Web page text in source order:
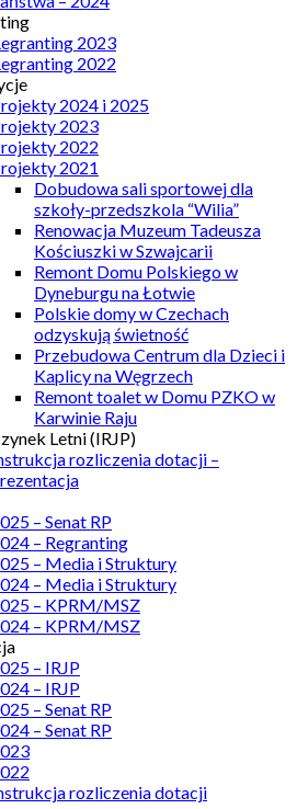
2023
2022
2024 i 2025
2023
2022
2021
Dobudowa sali sportowej dla
szkoły-przedszkola “Wilia”
Renowacja Muzeum Tadeusza
Kościuszki w Szwajcarii
Remont Domu Polskiego w
Dyneburgu na Łotwie
Polskie domy w Czechach
odzyskują świetność
Przebudowa Centrum dla Dzieci i
Kaplicy na Węgrzech
Remont toalet w Domu PZKO w
Karwinie Raju
Letni (IRJP)
rozliczenia dotacji –
– Senat RP
– Regranting
– Media i Struktury
– Media i Struktury
– KPRM/MSZ
– KPRM/MSZ
– IRJP
– IRJP
– Senat RP
– Senat RP
rozliczenia dotacji